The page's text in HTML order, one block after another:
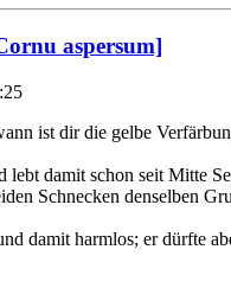
aspersum]
ist dir die gelbe
damit schon seit Mitte
Schnecken denselben
damit harmlos; er dürfte